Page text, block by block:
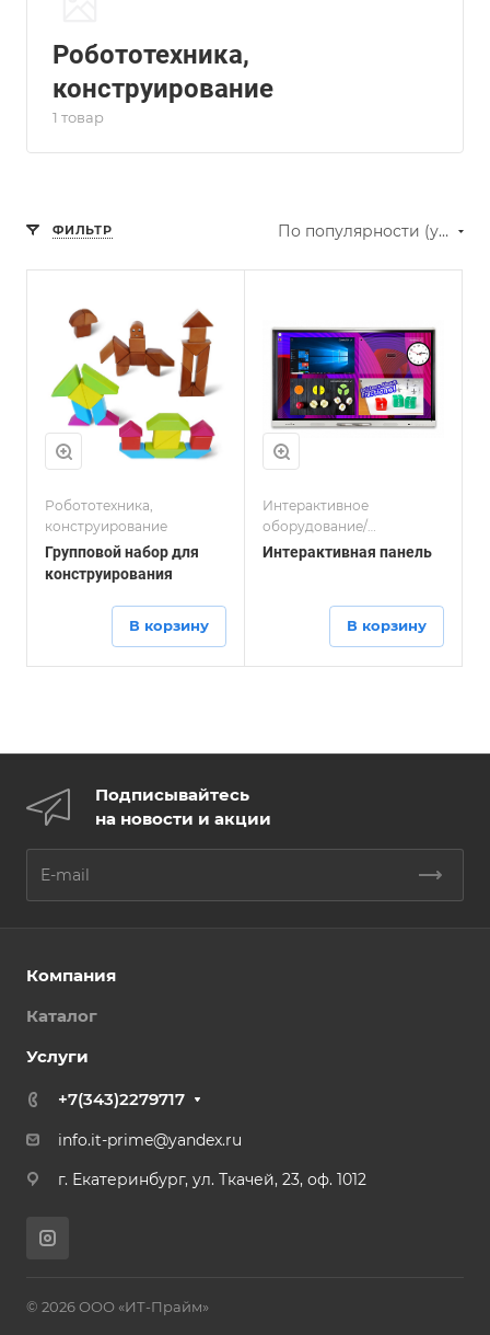
Робототехника,
конструирование
1 товар
ФИЛЬТР По популярности (убывание)
Робототехника,
конструирование
Групповой набор для
конструирования
В корзину
Интерактивное
оборудование/
Интерактивное
оборудование/
Интерактивное
оборудование
Интерактивная панель
В корзину
Подписывайтесь
на новости и акции
Компания
Каталог
Услуги
+7(343)2279717
info.it-prime@yandex.ru
г. Екатеринбург, ул. Ткачей, 23, оф. 1012
© 2026 ООО «ИТ-Прайм»